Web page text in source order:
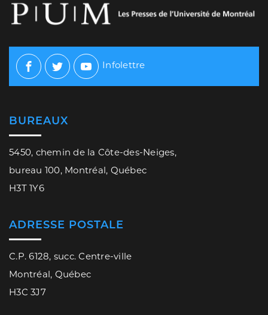
Facebook
TwitterYoutube
Infolettre
BUREAUX
5450, chemin de la Côte-des-Neiges,
bureau 100, Montréal, Québec
H3T 1Y6
ADRESSE POSTALE
C.P. 6128, succ. Centre-ville
Montréal, Québec
H3C 3J7